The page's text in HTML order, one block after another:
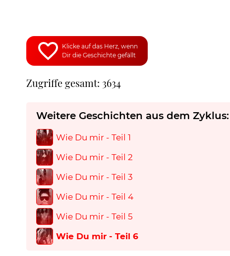
Klicke auf das Herz, wenn
Dir die Geschichte gefällt
Zugriffe gesamt: 3634
Weitere Geschichten aus dem Zyklus:
Wie Du mir - Teil 1
Wie Du mir - Teil 2
Wie Du mir - Teil 3
Wie Du mir - Teil 4
Wie Du mir - Teil 5
Wie Du mir - Teil 6